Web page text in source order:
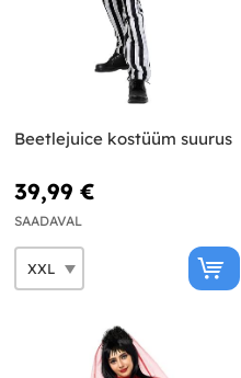
Beetlejuice kostüüm suurus
39,99 €
SAADAVAL